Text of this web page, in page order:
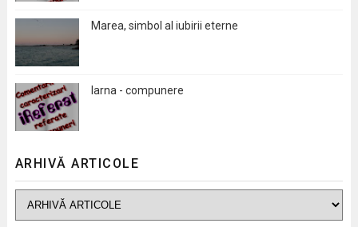
Marea, simbol al iubirii eterne
Iarna - compunere
ARHIVĂ ARTICOLE